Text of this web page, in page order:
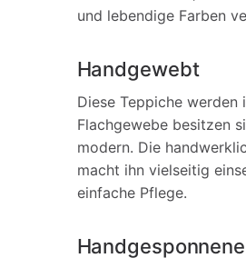
und lebendige Farben
Handgewebt
Diese Teppiche
Flachgewebe besitzen
modern. Die
macht ihn vielseitig
einfache Pflege.